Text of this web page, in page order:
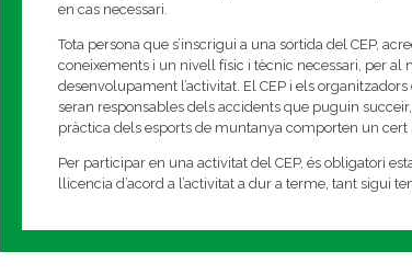
en cas necessari.
Tota persona que s’inscrigui a una sortida del CEP,
coneixements i un nivell físic i tècnic necessari, per al
desenvolupament l’activitat. El CEP i els
seran responsables dels accidents que puguin
pràctica dels esports de muntanya comporten un cert
Per participar en una activitat del CEP, és obligatori
llicencia d’acord a l’activitat a dur a terme, tant sigui